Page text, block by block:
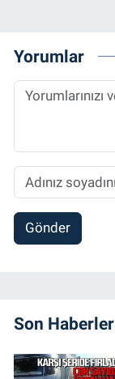
Yorumlar
Gönder
Son Haberler